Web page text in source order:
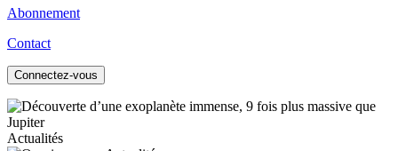
Abonnement
Contact
Connectez-vous
Actualités